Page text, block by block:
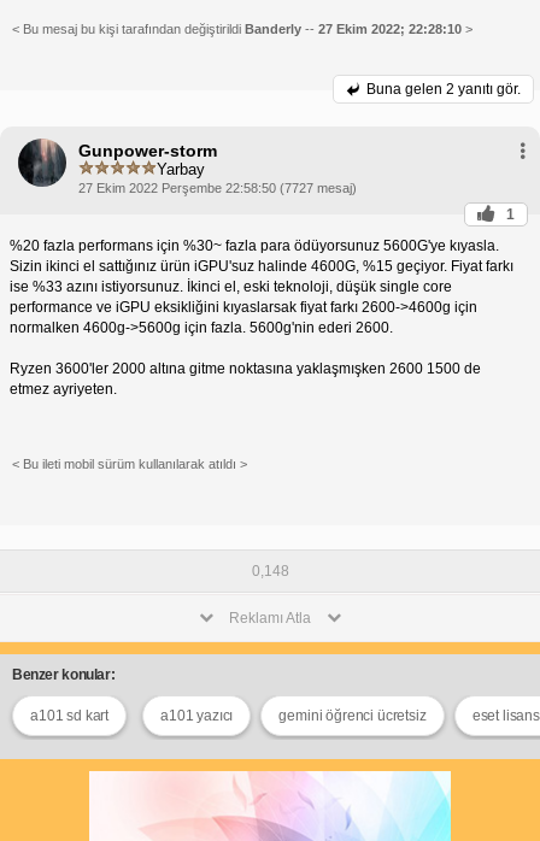
< Bu mesaj bu kişi tarafından değiştirildi Banderly -- 27 Ekim 2022; 22:28:10 >
Buna gelen 2 yanıtı gör.
Gunpower-storm
Yarbay
27 Ekim 2022 Perşembe 22:58:50 (7727 mesaj)
1
%20 fazla performans için %30~ fazla para ödüyorsunuz 5600G'ye kıyasla.
Sizin ikinci el sattığınız ürün iGPU'suz halinde 4600G, %15 geçiyor. Fiyat farkı
ise %33 azını istiyorsunuz. İkinci el, eski teknoloji, düşük single core
performance ve iGPU eksikliğini kıyaslarsak fiyat farkı 2600->4600g için
normalken 4600g->5600g için fazla. 5600g'nin ederi 2600.
Ryzen 3600'ler 2000 altına gitme noktasına yaklaşmışken 2600 1500 de
etmez ayriyeten.
< Bu ileti mobil sürüm kullanılarak atıldı >
0,148
Reklamı Atla
Benzer konular:
a101 sd kart a101 yazıcı gemini öğrenci ücretsiz eset